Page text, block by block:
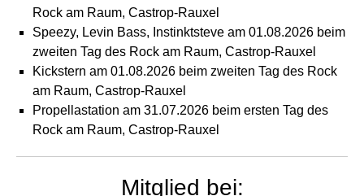
Rock am Raum, Castrop-Rauxel
Speezy, Levin Bass, Instinktsteve am 01.08.2026 beim
zweiten Tag des Rock am Raum, Castrop-Rauxel
Kickstern am 01.08.2026 beim zweiten Tag des Rock
am Raum, Castrop-Rauxel
Propellastation am 31.07.2026 beim ersten Tag des
Rock am Raum, Castrop-Rauxel
Mitglied bei: